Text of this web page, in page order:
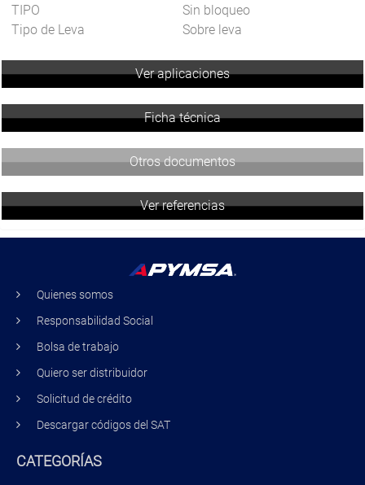
TIPO
Sin bloqueo
Tipo de Leva
Sobre leva
Ver aplicaciones
Ficha técnica
Otros documentos
Ver referencias
Quienes somos
Responsabilidad Social
Bolsa de trabajo
Quiero ser distribuidor
Solicitud de crédito
Descargar códigos del SAT
CATEGORÍAS